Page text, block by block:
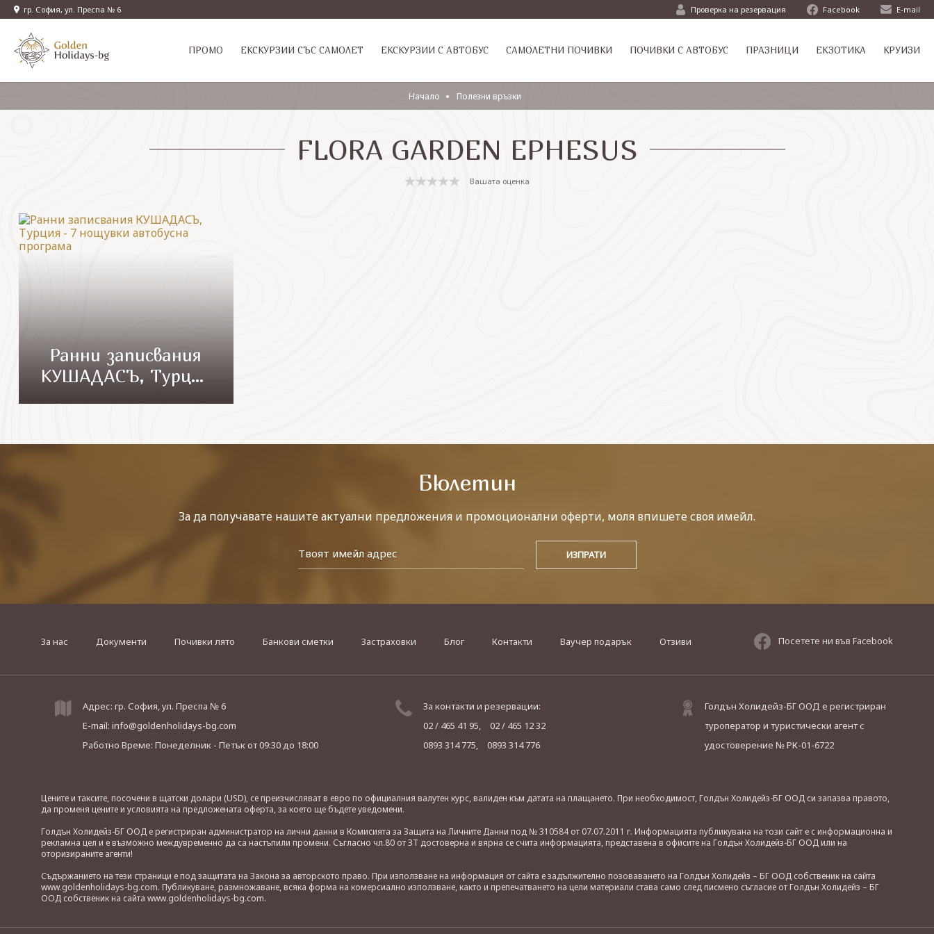
гр. София, ул. Преспа № 6 Проверка на резервация Facebook E-mail
ПРОМО EКСКУРЗИИ СЪС САМОЛЕТ ЕКСКУРЗИИ С АВТОБУС САМОЛЕТНИ ПОЧИВКИ ПОЧИВКИ С АВТОБУС ПРАЗНИЦИ ЕКЗОТИКА КРУИЗИ
Начало Полезни връзки
FLORA GARDEN EPHESUS
Вашата оценка
Ранни записвания
КУШАДАСЪ, Турция
Бюлетин
За да получавате нашите актуални предложения и промоционални оферти, моля впишете своя имейл.
За нас Документи Почивки лято Банкови сметки Застраховки Блог Контакти Ваучер подарък Отзиви Посетете ни във Facebook
Адрес: гр. София, ул. Преспа № 6
E-mail: info@goldenholidays-bg.com
Работно Време: Понеделник - Петъкот 09:30 до 18:00
За контакти и резервации:
02 / 465 41 95,
02 / 465 12 32
0893 314 775,
0893 314 776
Голдън Холидейз-БГ ООД е регистриран
туроператор и туристически агент с
удостоверение № РК-01-6722
Цените и таксите, посочени в щатски долари (USD), се преизчисляват в евро по официалния валутен курс, валиден към датата на плащането. При необходимост, Голдън Холидейз-БГ ООД си запазва правото,
да променя цените и условията на предложената оферта, за което ще бъдете уведомени.
Голдън Холидейз-БГ ООД е регистриран администратор на лични данни в Комисията за Защита на Личните Данни под № 310584 от 07.07.2011 г. Информацията публикувана на този сайт е с информационна и
рекламна цел и е възможно междувременно да са настъпили промени. Съгласно чл.80 от ЗТ достоверна и вярна се счита информацията, представена в офисите на Голдън Холидейз-БГ ООД или на
оторизираните агенти!
Съдържанието на тези страници е под защитата на Закона за авторското право. При използване на информация от сайта е задължително позоваването на Голдън Холидейз – БГ ООД собственик на сайта
www.goldenholidays-bg.com. Публикуване, размножаване, всяка форма на комерсиално използване, както и препечатването на цели материали става само след писмено съгласие от Голдън Холидейз – БГ
ООД собственик на сайта www.goldenholidays-bg.com.